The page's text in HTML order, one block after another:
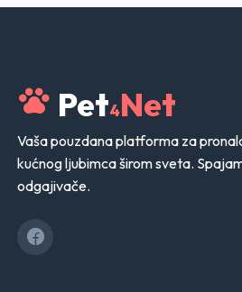
Pet4Net
Vaša pouzdana platforma za
kućnog ljubimca širom sveta.
odgajivače.